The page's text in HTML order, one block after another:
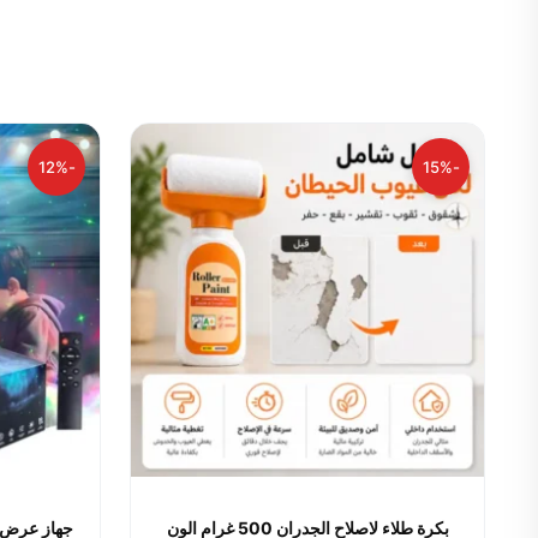
-15%
بكرة طلاء لاصلاح الجدران 500 غرام الون
-12%
جهاز عرض